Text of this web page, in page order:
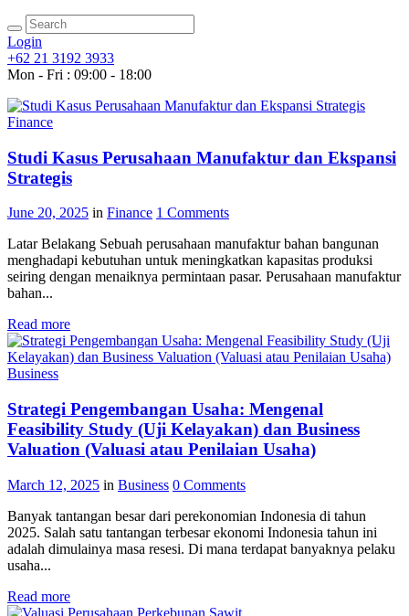
Login
+62 21 3192 3933
Mon - Fri : 09:00 - 18:00
Finance
Studi Kasus Perusahaan Manufaktur dan Ekspansi
Strategis
June 20, 2025 in Finance 1 Comments
Latar Belakang Sebuah perusahaan manufaktur bahan bangunan
menghadapi kebutuhan untuk meningkatkan kapasitas produksi
seiring dengan menaiknya permintaan pasar. Perusahaan manufaktur
bahan...
Read more
Business
Strategi Pengembangan Usaha: Mengenal
Feasibility Study (Uji Kelayakan) dan Business
Valuation (Valuasi atau Penilaian Usaha)
March 12, 2025 in Business 0 Comments
Banyak tantangan besar dari perekonomian Indonesia di tahun
2025. Salah satu tantangan terbesar ekonomi Indonesia tahun ini
adalah dimulainya masa resesi. Di mana terdapat banyaknya pelaku
usaha...
Read more